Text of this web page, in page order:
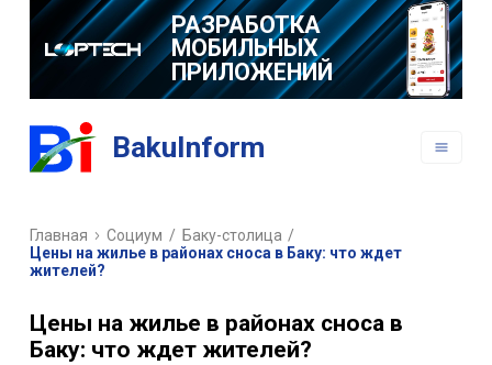
РАЗРАБОТКА
МОБИЛЬНЫХ
ПРИЛОЖЕНИЙ
BakuInform
Главная Социум / Баку-столица /
Цены на жилье в районах сноса в Баку: что ждет
жителей?
Цены на жилье в районах сноса в
Баку: что ждет жителей?